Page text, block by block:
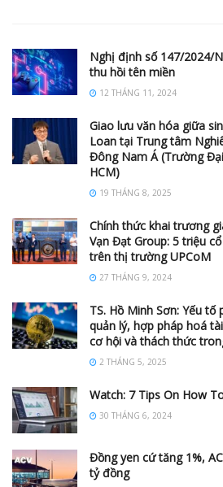
Nghị định số 147/2024/
thu hồi tên miền
12 THÁNG 11, 2024
Giao lưu văn hóa giữa
Loan tại Trung tâm
Đông Nam Á (Trường
HCM)
19 THÁNG 8, 2025
Chính thức khai trương
Vạn Đạt Group: 5 triệu
trên thị trường UPCoM
27 THÁNG 9, 2024
TS. Hồ Minh Sơn: Yếu
quản lý, hợp pháp hoá
cơ hội và thách thức
2 THÁNG 5, 2025
Watch: 7 Tips On How
30 THÁNG 6, 2024
Đồng yen cứ tăng 1%,
tỷ đồng